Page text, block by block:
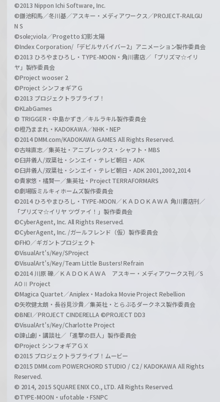
©2013 Nippon Ichi Software, Inc.
©鎌池和馬／冬川基／アスキー・メディアワークス／PROJECT-RAILGU
N S
©sole;viola／Progetto 幻影太陽
©Index Corporation/「デビルサバイバー2」アニメーション製作委員会
©2013 ひろやまひろし・TYPE-MOON・角川書店／「プリズマ☆イリ
ヤ」製作委員会
©Project wooser 2
©Project シンフォギアＧ
©2013 プロジェクトラブライブ！
©KLabGames
© TRIGGER・中島かずき／キルラキル製作委員会
©橙乃ままれ・KADOKAWA／NHK・NEP
©2014 DMM.com/KADOKAWA GAMES All Rights Reserved.
©古味直志／集英社・アニプレックス・シャフト・MBS
©臼井儀人/双葉社・シンエイ・テレビ朝日・ADK
©臼井儀人/双葉社・シンエイ・テレビ朝日・ADK 2001,2002,2014
©貴家悠・橘賢一／集英社・Project TERRAFORMARS
©劇場版ミルキィホームズ製作委員会
©2014 ひろやまひろし・TYPE-MOON／ＫＡＤＯＫＡＷＡ 角川書店刊／
「プリズマ☆イリヤ ツヴァイ！」製作委員会
©CyberAgent, Inc. All Rights Reserved.
©CyberAgent, Inc. /ガールフレンド（仮）製作委員会
©FHO／ギガントプロジェクト
©VisualArt's/Key/SProject
©VisualArt's/Key/Team Little Busters! Refrain
©2014 川原 礫／ＫＡＤＯＫＡＷＡ アスキー・メディアワークス刊／S
AOⅡ Project
©Magica Quartet／Aniplex・Madoka Movie Project Rebellion
©矢吹健太朗・長谷見沙貴／集英社・とらぶるダークネス製作委員会
©BNEI／PROJECT CINDERELLA ©PROJECT DD3
©VisualArt's/Key/Charlotte Project
©諫山創・講談社／「進撃の巨人」製作委員会
©Project シンフォギアＧＸ
©2015 プロジェクトラブライブ！ムービー
©2015 DMM.com POWERCHORD STUDIO / C2 / KADOKAWA All Rights
Reserved.
© 2014, 2015 SQUARE ENIX CO., LTD. All Rights Reserved.
©TYPE-MOON・ufotable・FSNPC